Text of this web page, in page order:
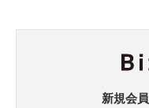
新規会